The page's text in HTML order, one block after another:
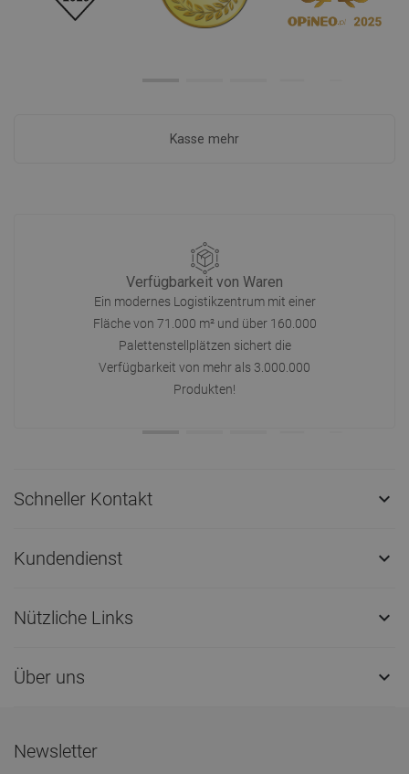
Kasse mehr
Verfügbarkeit von Waren
Ein modernes Logistikzentrum mit einer
Fläche von 71.000 m² und über 160.000
Palettenstellplätzen sichert die
Verfügbarkeit von mehr als 3.000.000
Produkten!
Schneller Kontakt 
Kundendienst 
Nützliche Links 
Über uns 
Newsletter